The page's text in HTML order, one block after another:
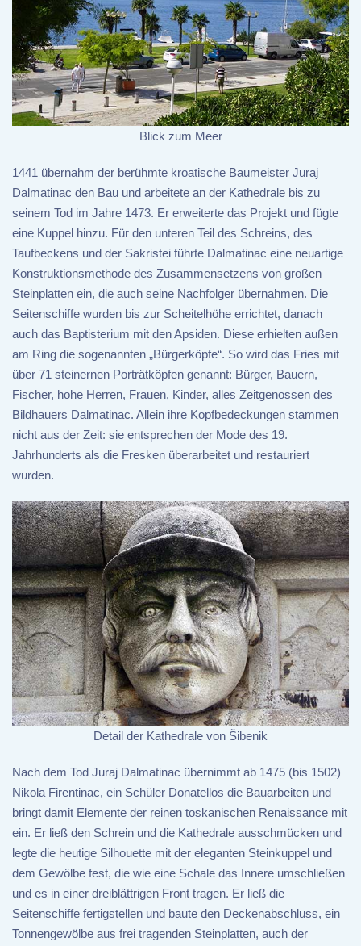
Blick zum Meer
1441 übernahm der berühmte kroatische Baumeister Juraj
Dalmatinac den Bau und arbeitete an der Kathedrale bis zu
seinem Tod im Jahre 1473. Er erweiterte das Projekt und fügte
eine Kuppel hinzu. Für den unteren Teil des Schreins, des
Taufbeckens und der Sakristei führte Dalmatinac eine neuartige
Konstruktionsmethode des Zusammensetzens von großen
Steinplatten ein, die auch seine Nachfolger übernahmen. Die
Seitenschiffe wurden bis zur Scheitelhöhe errichtet, danach
auch das Baptisterium mit den Apsiden. Diese erhielten außen
am Ring die sogenannten „Bürgerköpfe“. So wird das Fries mit
über 71 steinernen Porträtköpfen genannt: Bürger, Bauern,
Fischer, hohe Herren, Frauen, Kinder, alles Zeitgenossen des
Bildhauers Dalmatinac. Allein ihre Kopfbedeckungen stammen
nicht aus der Zeit: sie entsprechen der Mode des 19.
Jahrhunderts als die Fresken überarbeitet und restauriert
wurden.
Detail der Kathedrale von Šibenik
Nach dem Tod Juraj Dalmatinac übernimmt ab 1475 (bis 1502)
Nikola Firentinac, ein Schüler Donatellos die Bauarbeiten und
bringt damit Elemente der reinen toskanischen Renaissance mit
ein. Er ließ den Schrein und die Kathedrale ausschmücken und
legte die heutige Silhouette mit der eleganten Steinkuppel und
dem Gewölbe fest, die wie eine Schale das Innere umschließen
und es in einer dreiblättrigen Front tragen. Er ließ die
Seitenschiffe fertigstellen und baute den Deckenabschluss, ein
Tonnengewölbe aus frei tragenden Steinplatten, auch der